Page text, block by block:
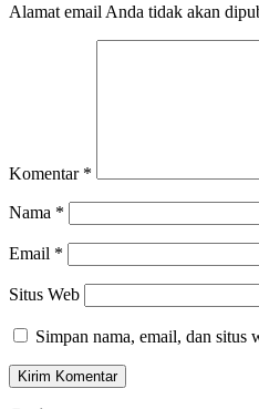
Alamat email Anda tidak akan
Komentar *
Nama *
Email *
Situs Web
Simpan nama, email, dan situs